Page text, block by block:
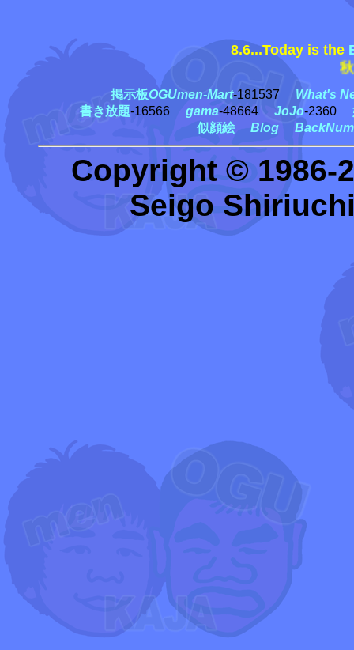
8.6...Today is the
秋
掲示板OGUmen-Mart-181537 What's
書き放題-16566 gama-48664 JoJo-2360
似顔絵
Blog
Copyright © 1986-
Seigo